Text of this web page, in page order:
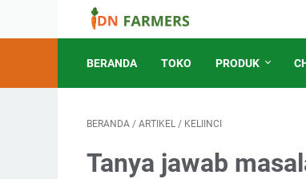
BERANDA TOKO PRODUK
BERANDA / ARTIKEL / KELIINCI
Tanya jawab